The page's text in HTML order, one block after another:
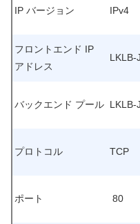
IP バージョン IPv4
フロントエンド IP
アドレス
LKLB-
バックエンド プール LKLB-
プロトコル TCP
ポート 80